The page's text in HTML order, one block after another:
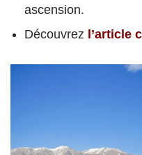
ascension.
Découvrez l’article